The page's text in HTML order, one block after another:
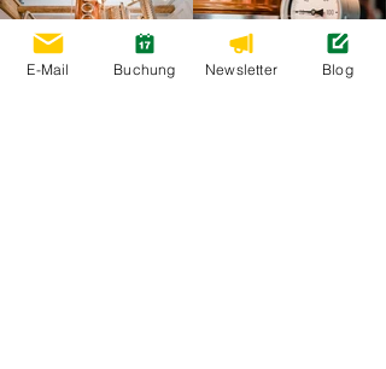
E-Mail Buchung Newsletter Blog